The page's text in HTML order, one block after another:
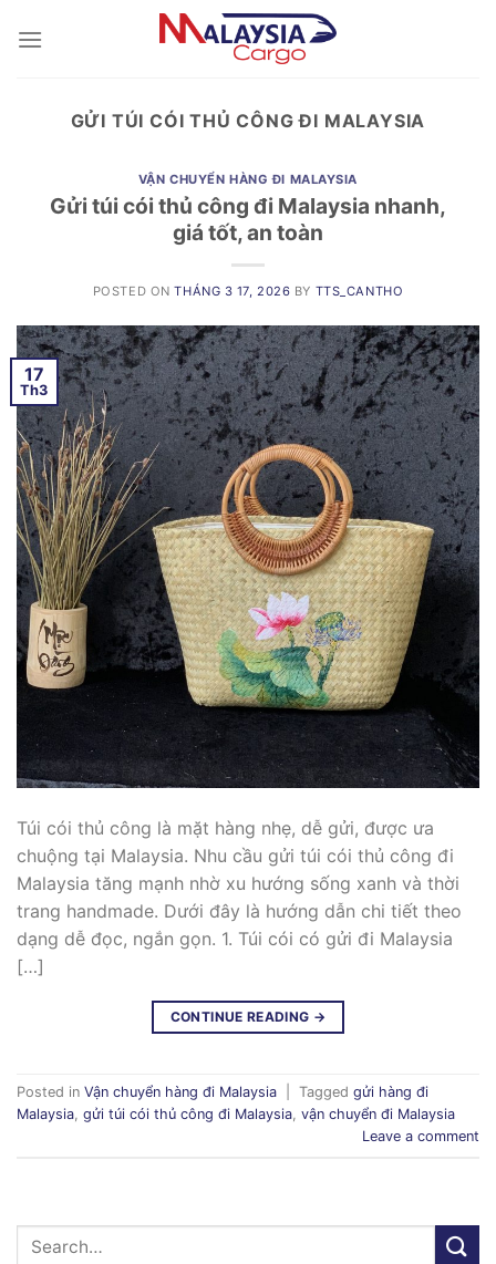
GỬI TÚI CÓI THỦ CÔNG ĐI MALAYSIA
VẬN CHUYỂN HÀNG ĐI MALAYSIA
Gửi túi cói thủ công đi Malaysia nhanh,
giá tốt, an toàn
POSTED ONTHÁNG 3 17, 2026 BY TTS_CANTHO
17
Th3
Túi cói thủ công là mặt hàng nhẹ, dễ gửi, được ưa
chuộng tại Malaysia. Nhu cầu gửi túi cói thủ công đi
Malaysia tăng mạnh nhờ xu hướng sống xanh và thời
trang handmade. Dưới đây là hướng dẫn chi tiết theo
dạng dễ đọc, ngắn gọn. 1. Túi cói có gửi đi Malaysia
[…]
CONTINUE READING →
Posted in Vận chuyển hàng đi Malaysia Tagged gửi hàng đi
Malaysia gửi túi cói thủ công đi Malaysia vận chuyển đi Malaysia
Leave a comment